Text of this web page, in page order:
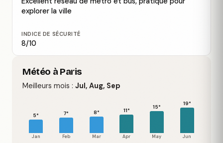
explorer la ville
INDICE DE SÉCURITÉ
8/10
Météo à Paris
Meilleurs mois : Jul, Aug, Sep
5°
Jan
7°
Feb
8°
Mar
11°
Apr
15°
May
19°
Jun